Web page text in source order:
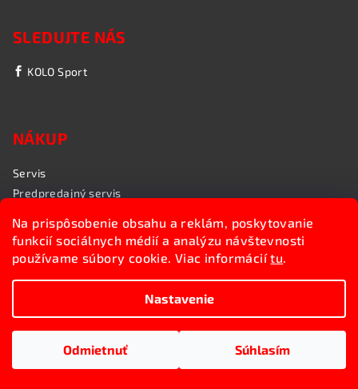
Na prispôsobenie obsahu a reklám, poskytovanie
funkcií sociálnych médií a analýzu návštevnosti
používame súbory cookie. Viac informáciítu.
Nastavenie
Odmietnuť Súhlasím
SLEDUJTE NÁS
KOLO Sport
NÁKUP
Servis
Predpredajný servis
Rozvoz bicyklov
Poradenstvo
Upraviť nastavenie cookies
Vytvoril Shoptet